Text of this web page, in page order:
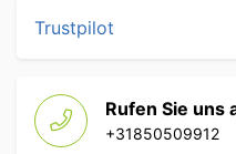
Trustpilot
Rufen Sie uns
+31850509912